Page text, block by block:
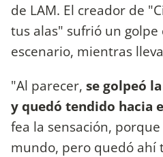
de LAM. El creador de
tus alas" sufrió un
escenario, mientras
"Al parecer, se golpeó
y quedó tendido hacia
fea la sensación,
mundo, pero quedó ahí